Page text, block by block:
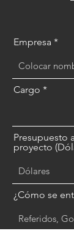
Empresa
Cargo
Presupuesto
proyecto
¿Cómo se